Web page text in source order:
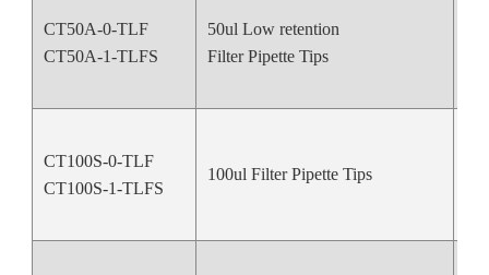
CT50A-0-TLF
CT50A-1-TLFS
50ul Low retention
Filter Pipette Tips
CT100S-0-TLF
CT100S-1-TLFS
100ul Filter Pipette Tips